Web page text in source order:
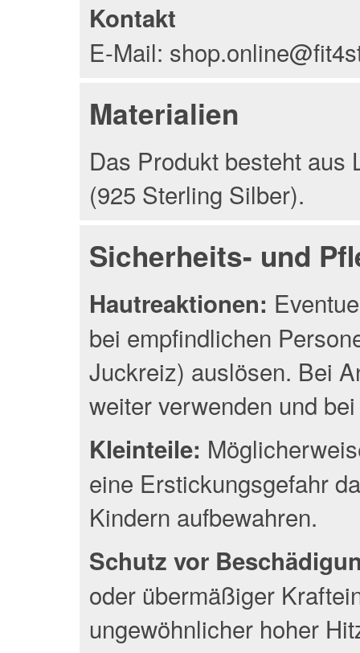
Kontakt
E-Mail:
Materialien
Das Produkt besteht aus
(925 Sterling Silber).
Sicherheits- und
Hautreaktionen:
bei empfindlichen
Juckreiz) auslösen. Bei
weiter verwenden und
Kleinteile:
eine Erstickungsgefahr
Kindern aufbewahren.
Schutz vor
oder übermäßiger
ungewöhnlicher hoher